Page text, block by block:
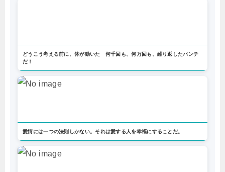
どうこう考える前に、体が動いた 何千回も、何万回も、繰り返したパンチ
だ！
愛情には一つの法則しかない。それは愛する人を幸福にすることだ。